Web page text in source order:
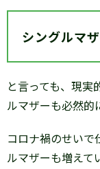
シングルマ
と言っても、現
ルマザーも必然的
コロナ禍のせい
ルマザーも増えて